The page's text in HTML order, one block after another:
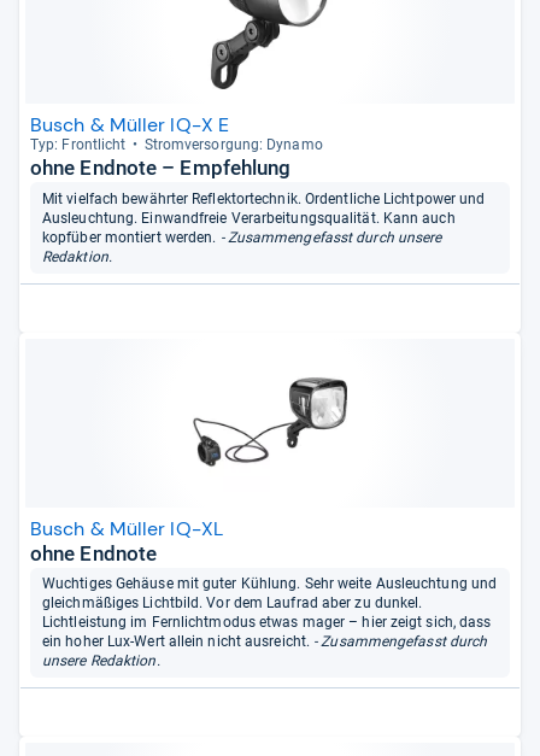
Busch & Müller IQ-X E
Typ: Front­licht Strom­ver­sor­gung: Dynamo
ohne Endnote – Empfehlung
Mit vielfach bewährter Reflektortechnik. Ordentliche Lichtpower und
Ausleuchtung. Einwandfreie Verarbeitungsqualität. Kann auch
kopfüber montiert werden. - Zusammengefasst durch unsere
Redaktion.
Busch & Müller IQ-XL
ohne Endnote
Wuchtiges Gehäuse mit guter Kühlung. Sehr weite Ausleuchtung und
gleichmäßiges Lichtbild. Vor dem Laufrad aber zu dunkel.
Lichtleistung im Fernlichtmodus etwas mager – hier zeigt sich, dass
ein hoher Lux-Wert allein nicht ausreicht. - Zusammengefasst durch
unsere Redaktion.